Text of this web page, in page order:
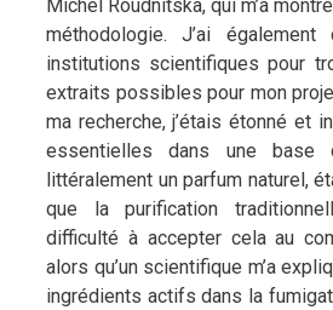
Michel Roudnitska, qui m’a
méthodologie. J’ai également
institutions scientifiques pour
extraits possibles pour mon
ma recherche, j’étais étonné et
essentielles dans une base
littéralement un parfum naturel,
que la purification
difficulté à accepter cela au
alors qu’un scientifique m’a
ingrédients actifs dans la